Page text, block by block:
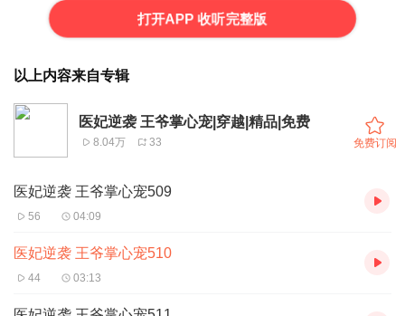
打开APP 收听完整版
以上内容来自专辑
医妃逆袭 王爷掌心宠|穿越|精品|免费
8.04万 33 免费订阅
医妃逆袭 王爷掌心宠509
56 04:09
医妃逆袭 王爷掌心宠510
44 03:13